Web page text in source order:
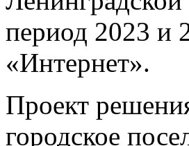
период 2023 и
«Интернет».
Проект
городское